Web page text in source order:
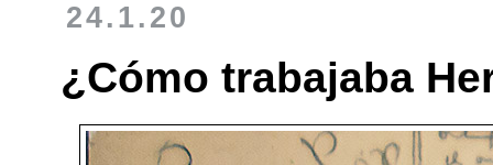
24.1.20
¿Cómo trabajaba